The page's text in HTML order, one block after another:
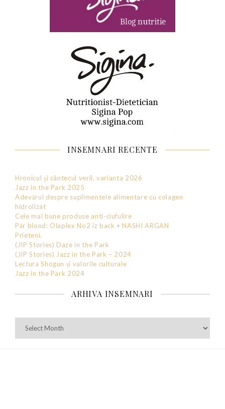
INSEMNARI RECENTE
Hronicul și cântecul verii, varianta 2026
Jazz in the Park 2025
Adevărul despre suplimentele alimentare cu colagen
hidrolizat
Cele mai bune produse anti-ciufulire
Păr blond: Olaplex No2 iz back + NASHI ARGAN
Prieteni.
(JIP Stories) Daze in the Park
(JIP Stories) Jazz in the Park – 2024
Lectura Shogun și valorile culturale
Jazz in the Park 2024
ARHIVA INSEMNARI
Insemnari